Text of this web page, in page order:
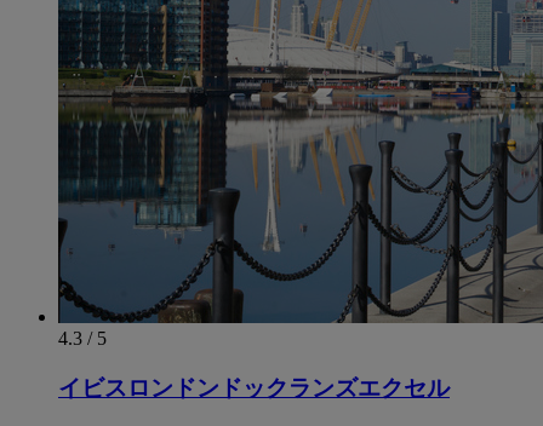
4.3 / 5
イビスロンドンドックランズエクセル